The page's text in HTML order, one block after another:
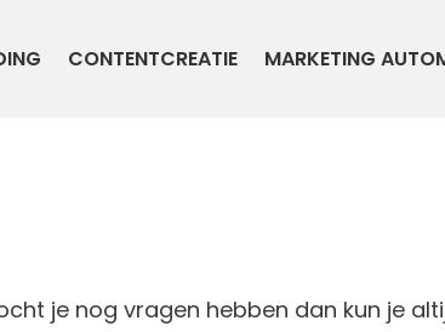
CONTENTCREATIE MARKETING
je nog vragen hebben dan kun je